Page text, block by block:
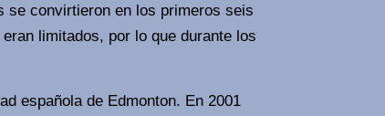
se convirtieron en los primeros seis
limitados, por lo que durante los
española de Edmonton. En 2001